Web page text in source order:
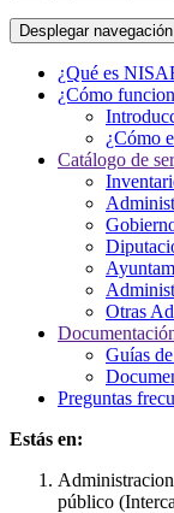
Desplegar navegación
¿Qué es
¿Cómo
¿Cómo
Catálogo de
Otras
Guías
Preguntas
Estás en:
público